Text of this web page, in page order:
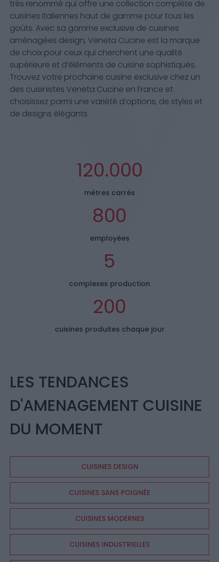
très renommé qui offre une collection complète de
cuisines italiennes haut de gamme pour tous les
goûts. Avec sa gamme exclusive de cuisines
aménagées design, Veneta Cucine est la marque
de choix pour ceux qui cherchent une qualité
supérieure et d’éléments de cuisine sophistiqués.
Trouvez votre prochaine cuisine exclusive chez un
des cuisinistes Veneta Cucine en France et
choisissez parmi une variété d’options, de styles et
de designs élégants.
120.000
mètres carrés
800
employées
5
complexes production
200
cuisines produites chaque jour
LES TENDANCES
D'AMENAGEMENT CUISINE
DU MOMENT
CUISINES DESIGN
CUISINES SANS POIGNÉE
CUISINES MODERNES
CUISINES INDUSTRIELLES